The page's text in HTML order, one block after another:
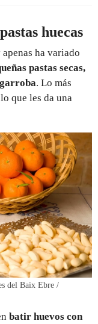
huecas
apenas ha variado
pastas secas,
. Lo más
que les da una
del Baix Ebre /
batir huevos con